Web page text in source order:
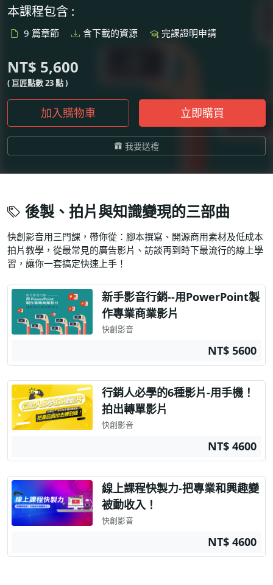
本課程包含 :
9 篇章節 含下載的資源 完課證明申請
NT$ 5,600
( 巨匠點數 23 點 )
加入購物車 立即購買
我要送禮
後製、拍片與知識變現的三部曲
快創影音用三門課，帶你從：腳本撰寫、開源商用素材及低成本
拍片教學，從最常見的廣告影片、訪談再到時下最流行的線上學
習，讓你一套搞定快速上手！
新手影音行銷--用PowerPoint製
作專業商業影片
快創影音
NT$ 5600
行銷人必學的6種影片-用手機！
拍出轉單影片
快創影音
NT$ 4600
線上課程快製力-把專業和興趣變
被動收入！
快創影音
NT$ 4600